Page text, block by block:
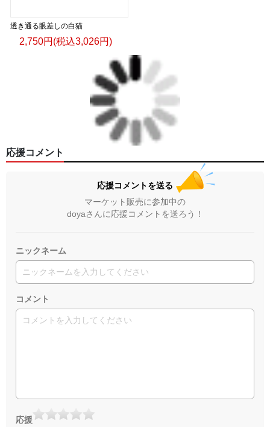
透き通る眼差しの白猫
2,750円(税込3,026円)
応援コメント
応援コメントを送る
マーケット販売に参加中の
doyaさんに応援コメントを送ろう！
ニックネーム
コメント
応援